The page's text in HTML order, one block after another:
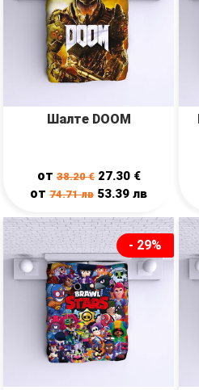
Шалте DOOM
от38.20€ 27.30 €
от74.71лв 53.39лв
- 29%